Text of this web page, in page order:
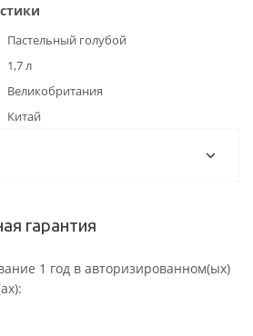
Пастельный голубой
1,7 л
Великобритания
Китай
гарантия
1 год в авторизированном(ых)